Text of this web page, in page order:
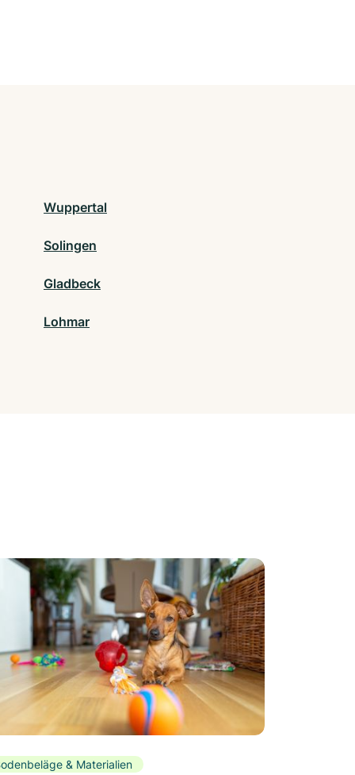
Wuppertal
Solingen
Gladbeck
Lohmar
& Materialien